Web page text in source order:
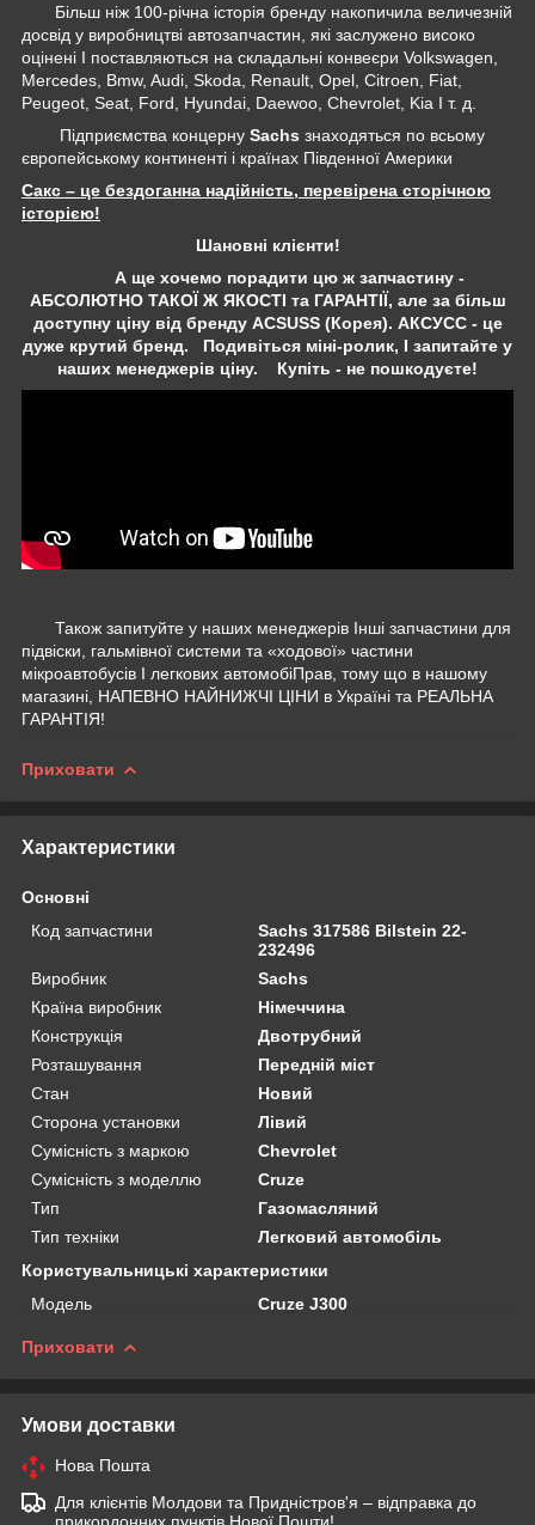
Більш ніж 100-річна історія бренду накопичила величезній
досвід у виробництві автозапчастин, які заслужено високо
оцінені І поставляються на складальні конвеєри Volkswagen,
Mercedes, Bmw, Audi, Skoda, Renault, Opel, Citroen, Fiat,
Peugeot, Seat, Ford, Hyundai, Daewoo, Chevrolet, Kia І т. д.
Підприємства концерну Sachs знаходяться по всьому
європейському континенті і країнах Південної Америки
Сакс – це бездоганна надійність, перевірена сторічною
історією!
Шановні клієнти!
А ще хочемо порадити цю ж запчастину -
АБСОЛЮТНО ТАКОЇ Ж ЯКОСТІ та ГАРАНТІЇ, але за більш
доступну ціну від бренду ACSUSS (Корея). АКСУСС - це
дуже крутий бренд. Подивіться міні-ролик, І запитайте у
наших менеджерів ціну. Купіть - не пошкодуєте!
Також запитуйте у наших менеджерів Інші запчастини для
підвіски, гальмівної системи та «ходової» частини
мікроавтобусів І легкових автомобіПрав, тому що в нашому
магазині, НАПЕВНО НАЙНИЖЧІ ЦІНИ в Україні та РЕАЛЬНА
ГАРАНТІЯ!
Приховати
Характеристики
Основні
Код запчастини
Sachs 317586 Bilstein 22-
232496
Виробник
Sachs
Країна виробник
Німеччина
Конструкція
Двотрубний
Розташування
Передній міст
Стан
Новий
Сторона установки
Лівий
Сумісність з маркою
Chevrolet
Сумісність з моделлю
Cruze
Тип
Газомасляний
Тип техніки
Легковий автомобіль
Користувальницькі характеристики
Мoдель
Cruze J300
Приховати
Умови доставки
Нова Пошта
Для клієнтів Молдови та Придністров'я – відправка до
прикордонних пунктів Нової Пошти!